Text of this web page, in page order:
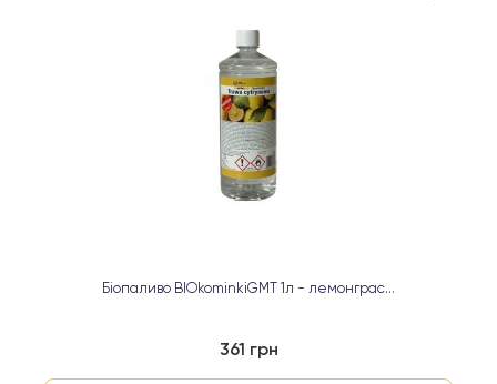
Біопаливо BIOkominkiGMT 1л - лемонграс...
361 грн